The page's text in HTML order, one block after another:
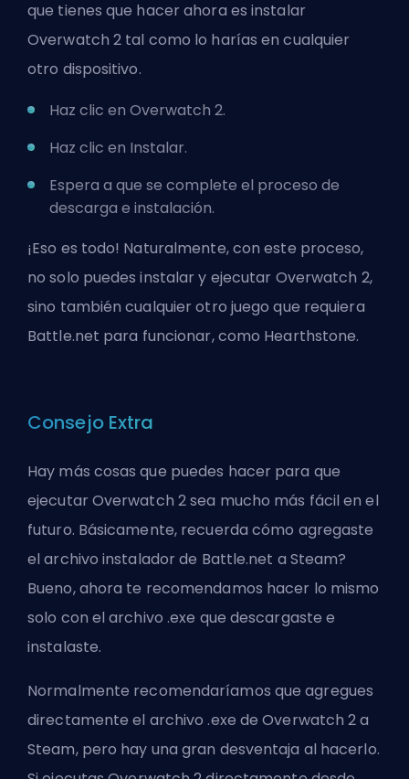
que tienes que hacer ahora es instalar
Overwatch 2 tal como lo harías en cualquier
otro dispositivo.
Haz clic en Overwatch 2.
Haz clic en Instalar.
Espera a que se complete el proceso de
descarga e instalación.
¡Eso es todo! Naturalmente, con este proceso,
no solo puedes instalar y ejecutar Overwatch 2,
sino también cualquier otro juego que requiera
Battle.net para funcionar, como Hearthstone.
Consejo Extra
Hay más cosas que puedes hacer para que
ejecutar Overwatch 2 sea mucho más fácil en el
futuro. Básicamente, recuerda cómo agregaste
el archivo instalador de Battle.net a Steam?
Bueno, ahora te recomendamos hacer lo mismo
solo con el archivo .exe que descargaste e
instalaste.
Normalmente recomendaríamos que agregues
directamente el archivo .exe de Overwatch 2 a
Steam, pero hay una gran desventaja al hacerlo.